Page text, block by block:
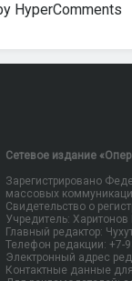
HyperComments
Сетевое издание
Зарегистрировано
массовых
Свидетельство о
Учредитель:
Главный редактор:
Телефон редакции: +7-
Электронный адрес
Контактные данные